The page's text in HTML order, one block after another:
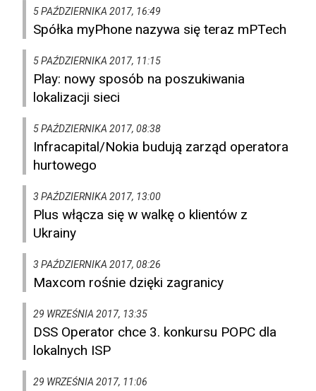
5 PAŹDZIERNIKA 2017, 16:49
Spółka myPhone nazywa się teraz mPTech
5 PAŹDZIERNIKA 2017, 11:15
Play: nowy sposób na poszukiwania
lokalizacji sieci
5 PAŹDZIERNIKA 2017, 08:38
Infracapital/Nokia budują zarząd operatora
hurtowego
3 PAŹDZIERNIKA 2017, 13:00
Plus włącza się w walkę o klientów z
Ukrainy
3 PAŹDZIERNIKA 2017, 08:26
Maxcom rośnie dzięki zagranicy
29 WRZEŚNIA 2017, 13:35
DSS Operator chce 3. konkursu POPC dla
lokalnych ISP
29 WRZEŚNIA 2017, 11:06